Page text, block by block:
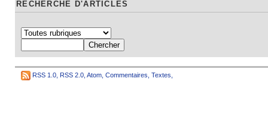
RECHERCHE D'ARTICLES
RSS 1.0 RSS 2.0 Atom Commentaires Textes